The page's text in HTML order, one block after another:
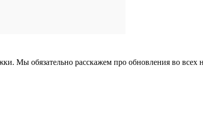
Мы обязательно расскажем про обновления во всех